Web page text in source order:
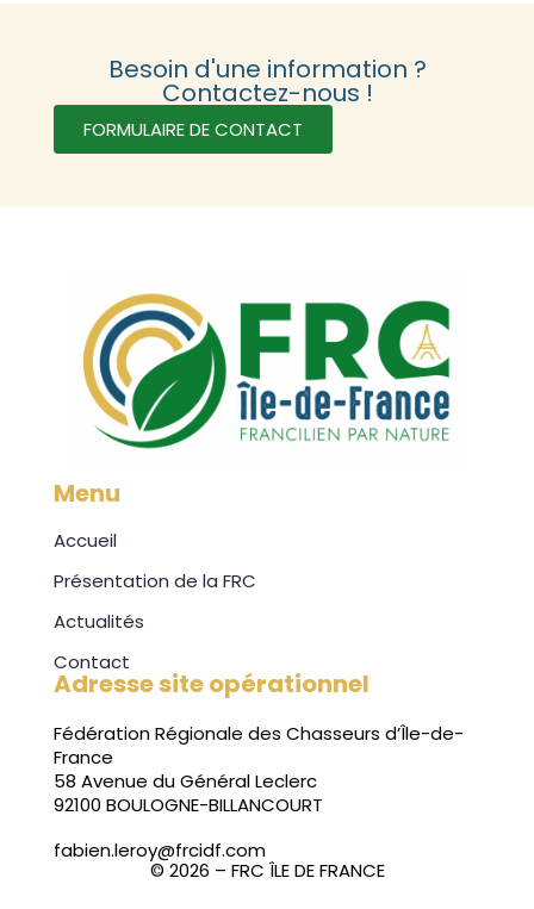
Besoin d'une information ?
Contactez-nous !
FORMULAIRE DE CONTACT
Menu
Accueil
Présentation de la FRC
Actualités
Contact
Adresse site opérationnel
Fédération Régionale des Chasseurs d’Île-de-
France
58 Avenue du Général Leclerc
92100 BOULOGNE-BILLANCOURT
fabien.leroy@frcidf.com
© 2026 – FRC ÎLE DE FRANCE